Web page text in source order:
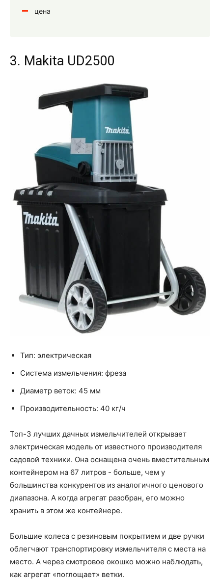
цена
3. Makita UD2500
Тип: электрическая
Система измельчения: фреза
Диаметр веток: 45 мм
Производительность: 40 кг/ч
Топ-3 лучших дачных измельчителей открывает
электрическая модель от известного производителя
садовой техники. Она оснащена очень вместительным
контейнером на 67 литров - больше, чем у
большинства конкурентов из аналогичного ценового
диапазона. А когда агрегат разобран, его можно
хранить в этом же контейнере.
Большие колеса с резиновым покрытием и две ручки
облегчают транспортировку измельчителя с места на
место. А через смотровое окошко можно наблюдать,
как агрегат «поглощает» ветки.